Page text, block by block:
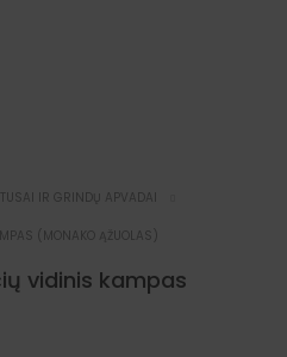
IR GRINDŲ APVADAI
(MONAKO ĄŽUOLAS)
vidinis kampas